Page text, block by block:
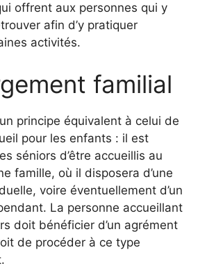
offrent aux personnes qui y
afin d’y pratiquer
activités.
familial
principe équivalent à celui de
pour les enfants : il est
séniors d’être accueillis au
famille, où il disposera d’une
voire éventuellement d’un
La personne accueillant
doit bénéficier d’un agrément
de procéder à ce type